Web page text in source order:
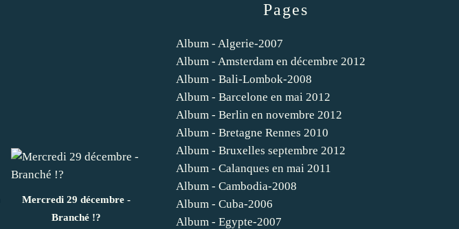
Mercredi 29 décembre -
Branché !?
Pages
Album - Algerie-2007
Album - Amsterdam en décembre 2012
Album - Bali-Lombok-2008
Album - Barcelone en mai 2012
Album - Berlin en novembre 2012
Album - Bretagne Rennes 2010
Album - Bruxelles septembre 2012
Album - Calanques en mai 2011
Album - Cambodia-2008
Album - Cuba-2006
Album - Egypte-2007